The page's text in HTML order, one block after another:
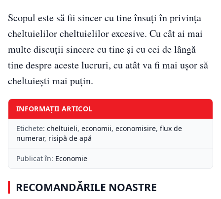
Scopul este să fii sincer cu tine însuți în privința
cheltuielilor cheltuielilor excesive. Cu cât ai mai
multe discuții sincere cu tine și cu cei de lângă
tine despre aceste lucruri, cu atât va fi mai ușor să
cheltuiești mai puțin.
INFORMAȚII ARTICOL
Etichete: cheltuieli, economii, economisire, flux de
numerar, risipă de apă
Publicat în: Economie
RECOMANDĂRILE NOASTRE